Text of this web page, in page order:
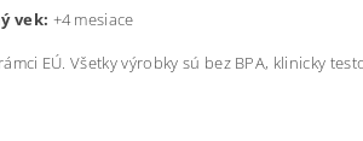
vek: +4 mesiace
EÚ. Všetky výrobky sú bez BPA, klinicky